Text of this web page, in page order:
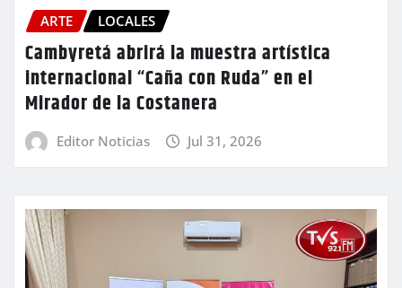
ARTE LOCALES
Cambyretá abrirá la muestra artística
internacional “Caña con Ruda” en el
Mirador de la Costanera
Editor Noticias Jul 31, 2026